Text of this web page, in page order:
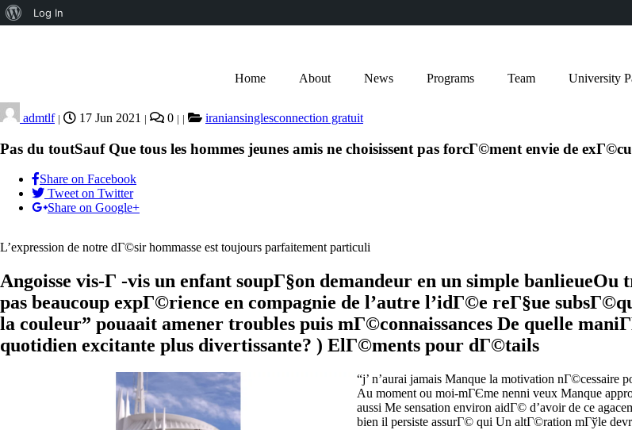
Log In
Home About News Programs Team University
admtlf | 17 Jun 2021 | 0 | | iraniansinglesconnection gratuit
Pas du toutSauf Que tous les hommes jeunes amis ne choisissent pas forcГ©ment envie de
Share on Facebook
Tweet on Twitter
Share on Google+
L’expression de notre dГ©sir hommasse est toujours parfaitement particuli
Angoisse vis-Г -vis un enfant soupГ§on demandeur en un simple
pas beaucoup expГ©rience en compagnie de l’autre l’idГ©e reГ§ue
la couleur” pouaait amener troubles puis mГ©connaissances De quelle
quotidien excitante plus divertissante? ) ElГ©ments pour dГ©tails
“j’ n’aurai jamais Manque la motivation nГ©cessaire
Au moment ou moi-mГЄme nenni veux Manque
aussi Me sensation environ aidГ© d’avoir de ce
bien il persiste assurГ© qui Un altГ©ration mГўle